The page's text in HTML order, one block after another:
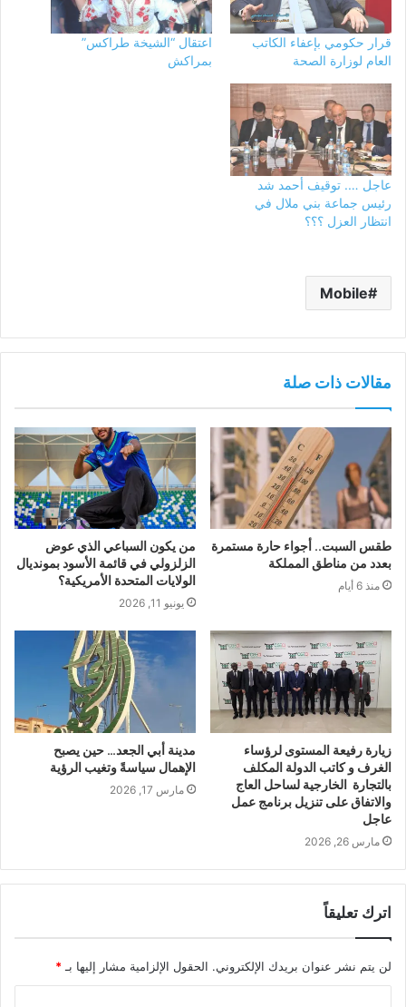
قرار حكومي بإعفاء الكاتب
العام لوزارة الصحة
اعتقال “الشيخة طراكس”
بمراكش
عاجل …. توقيف أحمد شد
رئيس جماعة بني ملال في
انتظار العزل ؟؟؟
Mobile
مقالات ذات صلة
طقس السبت.. أجواء حارة مستمرة
بعدد من مناطق المملكة
منذ 6 أيام
من يكون السباعي الذي عوض
الزلزولي في قائمة الأسود بمونديال
الولايات المتحدة الأمريكية؟
يونيو 11, 2026
زيارة رفيعة المستوى لرؤساء
الغرف و كاتب الدولة المكلف
بالتجارة الخارجية لساحل العاج
والاتفاق على تنزيل برنامج عمل
عاجل
مارس 26, 2026
مدينة أبي الجعد… حين يصبح
الإهمال سياسةً وتغيب الرؤية
مارس 17, 2026
اترك تعليقاً
لن يتم نشر عنوان بريدك الإلكتروني. الحقول الإلزامية مشار إليها بـ*